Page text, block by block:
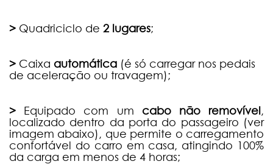
> Quadriciclo de 2 lugares;
> Caixa automática (é só carregar nos pedais
de aceleração ou travagem);
> Equipado com um cabo não removível,
localizado dentro da porta do passageiro (ver
imagem abaixo), que permite o carregamento
confortável do carro em casa, atingindo 100%
da carga em menos de 4 horas;